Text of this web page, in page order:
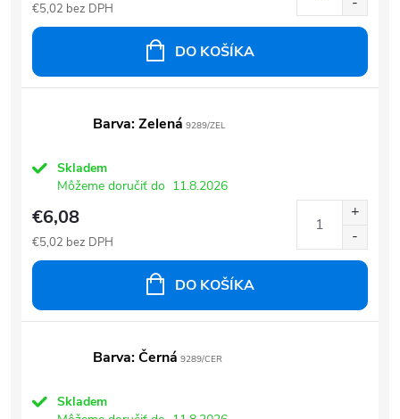
€5,02 bez DPH
DO KOŠÍKA
Barva: Zelená 9289/ZEL
Skladem
Môžeme doručiť do 11.8.2026
€6,08
€5,02 bez DPH
DO KOŠÍKA
Barva: Černá 9289/CER
Skladem